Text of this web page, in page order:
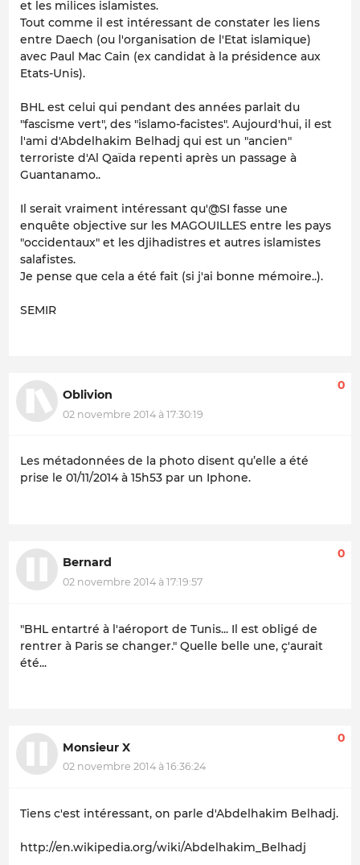
et les milices islamistes.
Tout comme il est intéressant de constater les liens
entre Daech (ou l'organisation de l'Etat islamique)
avec Paul Mac Cain (ex candidat à la présidence aux
Etats-Unis).
BHL est celui qui pendant des années parlait du
"fascisme vert", des "islamo-facistes". Aujourd'hui, il est
l'ami d'Abdelhakim Belhadj qui est un "ancien"
terroriste d'Al Qaïda repenti après un passage à
Guantanamo..
Il serait vraiment intéressant qu'@SI fasse une
enquête objective sur les MAGOUILLES entre les pays
"occidentaux" et les djihadistres et autres islamistes
salafistes.
Je pense que cela a été fait (si j'ai bonne mémoire..).
SEMIR
Oblivion
02 novembre 2014 à 17:30:19
0
Les métadonnées de la photo disent qu’elle a été
prise le 01/11/2014 à 15h53 par un Iphone.
Bernard
02 novembre 2014 à 17:19:57
0
"BHL entartré à l'aéroport de Tunis... Il est obligé de
rentrer à Paris se changer." Quelle belle une, ç'aurait
été...
Monsieur X
02 novembre 2014 à 16:36:24
0
Tiens c'est intéressant, on parle d'Abdelhakim Belhadj.
http://en.wikipedia.org/wiki/Abdelhakim_Belhadj